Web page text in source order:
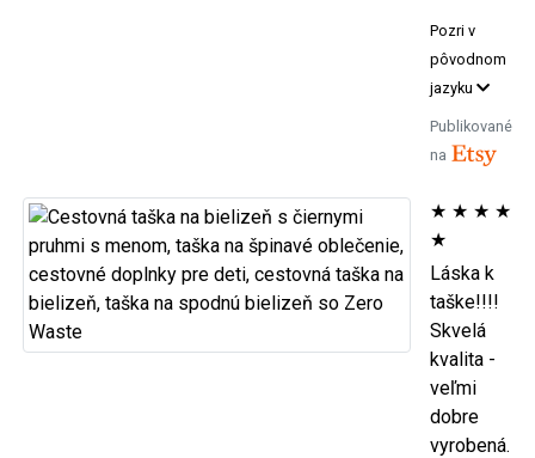
Pozri v
pôvodnom
jazyku
Publikované
na
★ ★ ★ ★
★
Láska k
taške!!!!
Skvelá
kvalita -
veľmi
dobre
vyrobená.